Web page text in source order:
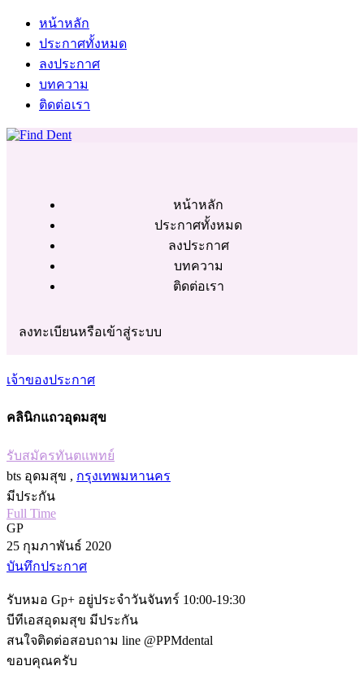
หน้าหลัก
ประกาศทั้งหมด
ลงประกาศ
บทความ
ติดต่อเรา
หน้าหลัก
ประกาศทั้งหมด
ลงประกาศ
บทความ
ติดต่อเรา
ลงทะเบียนหรือเข้าสู่ระบบ
เจ้าของประกาศ
คลินิกแถวอุดมสุข
รับสมัครทันตแพทย์
bts อุดมสุข , กรุงเทพมหานคร
มีประกัน
Full Time
GP
25 กุมภาพันธ์ 2020
บันทึกประกาศ
รับหมอ Gp+ อยู่ประจำวันจันทร์ 10:00-19:30
บีทีเอสอุดมสุข มีประกัน
สนใจติดต่อสอบถาม line @PPMdental
ขอบคุณครับ